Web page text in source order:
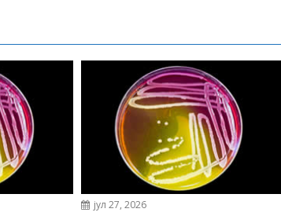
јул 27, 2026